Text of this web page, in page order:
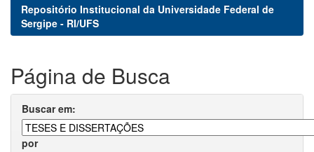
Repositório Institucional da Universidade Federal de
Sergipe - RI/UFS
Página de Busca
Buscar em:
por